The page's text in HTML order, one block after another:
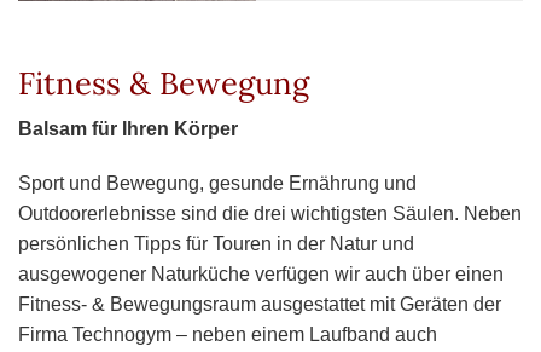
Fitness & Bewegung
Balsam für Ihren Körper
Sport und Bewegung, gesunde Ernährung und
Outdoorerlebnisse sind die drei wichtigsten Säulen. Neben
persönlichen Tipps für Touren in der Natur und
ausgewogener Naturküche verfügen wir auch über einen
Fitness- & Bewegungsraum ausgestattet mit Geräten der
Firma Technogym – neben einem Laufband auch